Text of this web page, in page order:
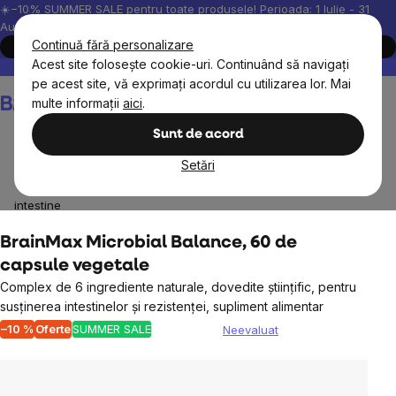
Continuă fără personalizare
Acest site folosește cookie-uri. Continuând să navigați
pe acest site, vă exprimați acordul cu utilizarea lor. Mai
multe informații aici.
Sunt de acord
Setări
Treci
la
conținut
☀️−10% SUMMER SALE pentru toate produsele! Perioada: 1 Iulie - 31
August, 2026.
Cumpără acum
Peste 200.000 de recenzii verificate
Produsele noastre sunt
Coş
de
intestine
BrainMax Microbial Balance, 60 de
capsule vegetale
Complex de 6 ingrediente naturale, dovedite științific, pentru
susținerea intestinelor și rezistenței, supliment alimentar
–10 % OferteSUMMER SALE
Evaluarea
Neevaluat